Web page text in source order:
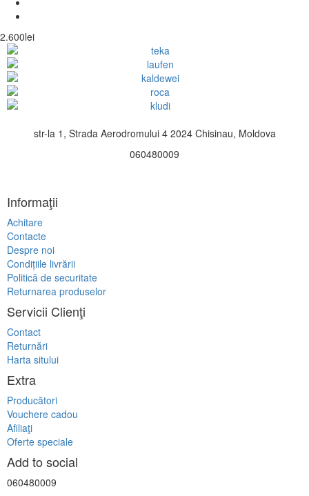
2.600lei
str-la 1, Strada Aerodromului 4 2024 Chisinau, Moldova
060480009
Informaţii
Achitare
Contacte
Despre noi
Condițiile livrării
Politică de securitate
Returnarea produselor
Servicii Clienţi
Contact
Returnări
Harta sitului
Extra
Producători
Vouchere cadou
Afiliaţi
Oferte speciale
Add to social
060480009